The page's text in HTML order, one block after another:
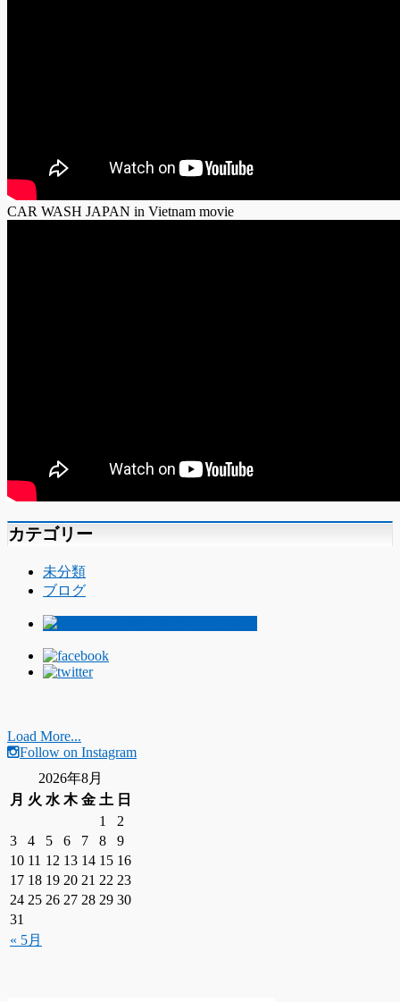
CAR WASH JAPAN in Vietnam movie
カテゴリー
未分類
ブログ
Load More...
Follow on Instagram
2026年8月
月 火 水 木 金 土 日
« 5月
1
2
3
4 5 6 7 8
9
10 11 12 13 14 15 16
17 18 19 20 21 22 23
24 25 26 27 28 29 30
31